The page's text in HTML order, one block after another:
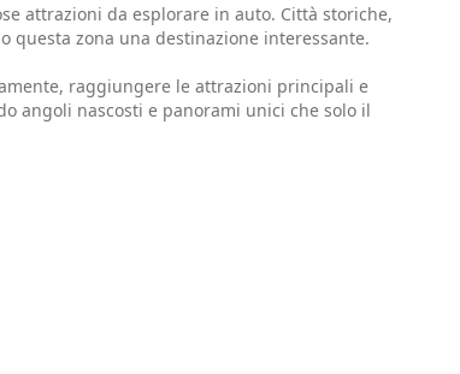
attrazioni da esplorare in auto. Città storiche,
zona una destinazione interessante.
raggiungere le attrazioni principali e
angoli nascosti e panorami unici che solo il